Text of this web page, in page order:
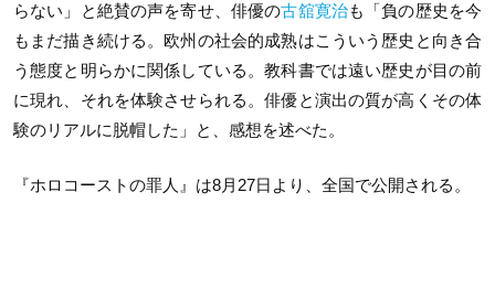
らない」と絶賛の声を寄せ、俳優の古舘寛治も「負の歴史を今
もまだ描き続ける。欧州の社会的成熟はこういう歴史と向き合
う態度と明らかに関係している。教科書では遠い歴史が目の前
に現れ、それを体験させられる。俳優と演出の質が高くその体
験のリアルに脱帽した」と、感想を述べた。
『ホロコーストの罪人』は8月27日より、全国で公開される。